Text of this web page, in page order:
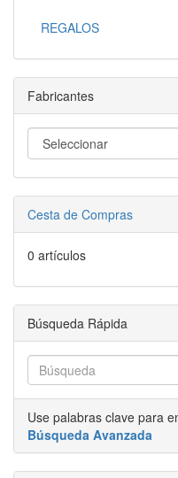
REGALOS
Fabricantes
Cesta de Compras
0 artículos
Búsqueda Rápida
Use palabras clave para
Búsqueda Avanzada